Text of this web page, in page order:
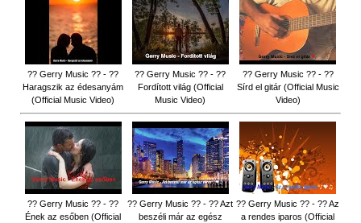
?? Gerry Music ?? - ??
Haragszik az édesanyám
(Official Music Video)
?? Gerry Music ?? - ??
Fordított világ (Official
Music Video)
?? Gerry Music ?? - ??
Sírd el gitár (Official Music
Video)
?? Gerry Music ?? - ??
Ének az esőben (Official
?? Gerry Music ?? - ?? Azt
beszéli már az egész
?? Gerry Music ?? - ?? Az
a rendes iparos (Official